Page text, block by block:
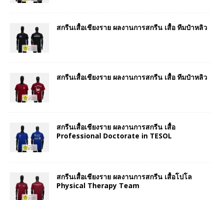
สกรีนเสื้อเชียงราย ผลงานการสกรีน เสื้อ ทีมป๋าหลิว
สกรีนเสื้อเชียงราย ผลงานการสกรีน เสื้อ ทีมป๋าหลิว
สกรีนเสื้อเชียงราย ผลงานการสกรีน เสื้อ
Professional Doctorate in TESOL
สกรีนเสื้อเชียงราย ผลงานการสกรีน เสื้อโปโล
Physical Therapy Team